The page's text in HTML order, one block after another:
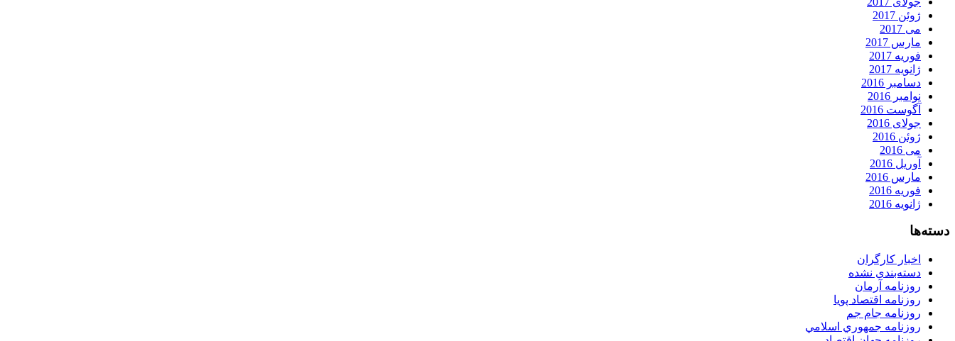
ژوئن 2017
می 2017
مارس 2017
فوریه 2017
ژانویه 2017
دسامبر 2016
نوامبر 2016
آگوست 2016
جولای 2016
ژوئن 2016
می 2016
آوریل 2016
مارس 2016
فوریه 2016
ژانویه 2016
دسته‌ها
اخبار کارگران
دسته‌بندی نشده
روزنامه آرمان
روزنامه اقتصاد پویا
روزنامه جام جم
روزنامه جمهوري اسلامي